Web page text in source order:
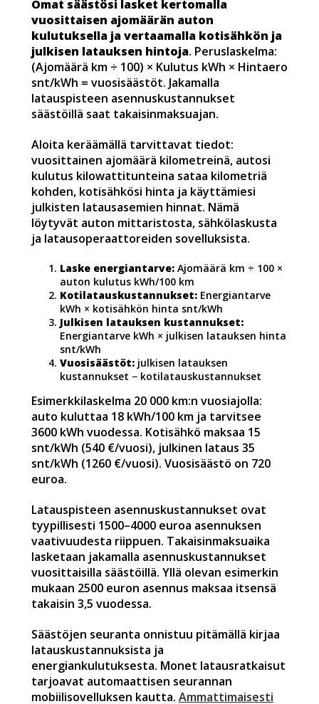
Omat säästösi lasket kertomalla
vuosittaisen ajomäärän auton
kulutuksella ja vertaamalla kotisähkön ja
julkisen latauksen hintoja. Peruslaskelma:
(Ajomäärä km ÷ 100) × Kulutus kWh × Hintaero
snt/kWh = vuosisäästöt. Jakamalla
latauspisteen asennuskustannukset
säästöillä saat takaisinmaksuajan.
Aloita keräämällä tarvittavat tiedot:
vuosittainen ajomäärä kilometreinä, autosi
kulutus kilowattitunteina sataa kilometriä
kohden, kotisähkösi hinta ja käyttämiesi
julkisten latausasemien hinnat. Nämä
löytyvät auton mittaristosta, sähkölaskusta
ja latausoperaattoreiden sovelluksista.
Laske energiantarve: Ajomäärä km ÷ 100 ×
auton kulutus kWh/100 km
Kotilatauskustannukset: Energiantarve
kWh × kotisähkön hinta snt/kWh
Julkisen latauksen kustannukset:
Energiantarve kWh × julkisen latauksen hinta
snt/kWh
Vuosisäästöt: julkisen latauksen
kustannukset − kotilatauskustannukset
Esimerkkilaskelma 20 000 km:n vuosiajolla:
auto kuluttaa 18 kWh/100 km ja tarvitsee
3600 kWh vuodessa. Kotisähkö maksaa 15
snt/kWh (540 €/vuosi), julkinen lataus 35
snt/kWh (1260 €/vuosi). Vuosisäästö on 720
euroa.
Latauspisteen asennuskustannukset ovat
tyypillisesti 1500–4000 euroa asennuksen
vaativuudesta riippuen. Takaisinmaksuaika
lasketaan jakamalla asennuskustannukset
vuosittaisilla säästöillä. Yllä olevan esimerkin
mukaan 2500 euron asennus maksaa itsensä
takaisin 3,5 vuodessa.
Säästöjen seuranta onnistuu pitämällä kirjaa
latauskustannuksista ja
energiankulutuksesta. Monet latausratkaisut
tarjoavat automaattisen seurannan
mobiilisovelluksen kautta. Ammattimaisesti